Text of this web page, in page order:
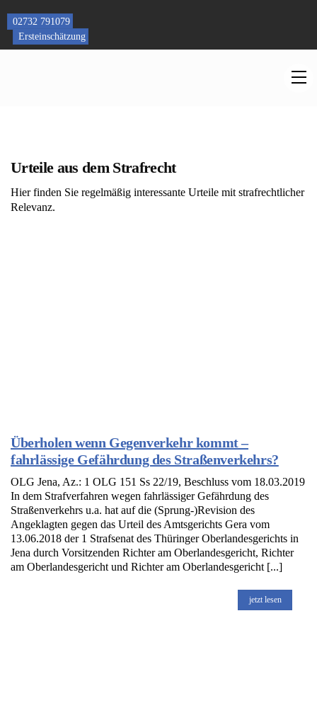
content
02732 791079
Ersteinschätzung
Urteile aus dem Strafrecht
Hier finden Sie regelmäßig interessante Urteile mit strafrechtlicher
Relevanz.
Überholen wenn Gegenverkehr kommt –
fahrlässige Gefährdung des Straßenverkehrs?
OLG Jena, Az.: 1 OLG 151 Ss 22/19, Beschluss vom 18.03.2019
In dem Strafverfahren wegen fahrlässiger Gefährdung des
Straßenverkehrs u.a. hat auf die (Sprung-)Revision des
Angeklagten gegen das Urteil des Amtsgerichts Gera vom
13.06.2018 der 1 Strafsenat des Thüringer Oberlandesgerichts in
Jena durch Vorsitzenden Richter am Oberlandesgericht, Richter
am Oberlandesgericht und Richter am Oberlandesgericht [...]
jetzt lesen